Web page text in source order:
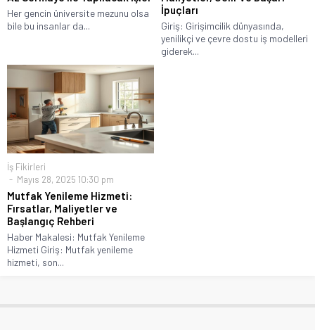
Her gencin üniversite mezunu olsa
bile bu insanlar da...
İpuçları
Giriş: Girişimcilik dünyasında,
yenilikçi ve çevre dostu iş modelleri
giderek...
İş Fikirleri
Mayıs 28, 2025 10:30 pm
Mutfak Yenileme Hizmeti:
Fırsatlar, Maliyetler ve
Başlangıç Rehberi
Haber Makalesi: Mutfak Yenileme
Hizmeti Giriş: Mutfak yenileme
hizmeti, son...